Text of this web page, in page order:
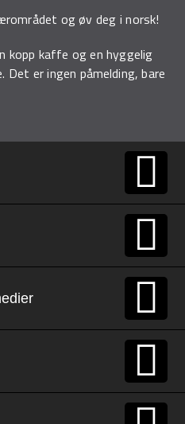
og øv deg i norsk!
kopp kaffe og en hyggelig
er ingen påmelding, bare